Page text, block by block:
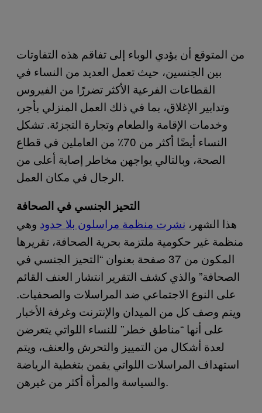
من المتوقع أن يؤدي الوباء إلى تفاقم هذه التفاوتات
بين الجنسين، حيث تعمل العديد من النساء في
القطاعات الفرعية الأكثر تضررًا من الفيروس
وتدابير الإغلاق، بما في ذلك العمل المنزلي بأجر،
وخدمات الإقامة والطعام وتجارة التجزئة. تشكل
النساء أيضًا أكثر من 70٪ من العاملين في قطاع
الصحة، وبالتالي يواجهن مخاطر إصابة أعلى من
الرجال في مكان العمل.
التحيز الجنسي في الصحافة
هذا الشهر، نشرت منظمة مراسلون بلا حدود وهي
منظمة غير حكومية ملتزمة بحرية الصحافة، تقريرها
المكون من 37 صفحة بعنوان “التحيز الجنسي في
الصحافة” والذي كشف التقرير انتشار العنف القائم
على النوع الاجتماعي ضد المراسلات والصحفيات.
ويتم وصف كل من الميدان والإنترنت وغرفة الأخبار
على أنها “مناطق خطر” للنساء اللواتي يتعرضن
لعدة أشكال من التمييز والتحرش والعنف، ويتم
استهداف المراسلات اللواتي يقمن بتغطية الرياضة
والسياسة والمرأة أكثر من غيرهن.